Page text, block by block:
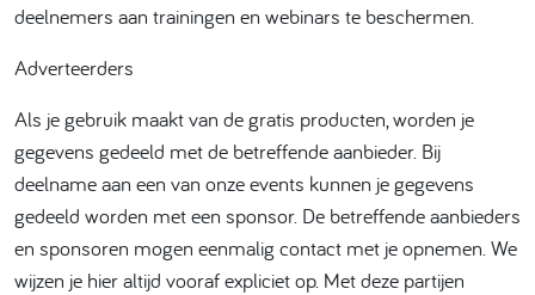
deelnemers aan trainingen en webinars te beschermen.
Adverteerders
Als je gebruik maakt van de gratis producten, worden je
gegevens gedeeld met de betreffende aanbieder. Bij
deelname aan een van onze events kunnen je gegevens
gedeeld worden met een sponsor. De betreffende aanbieders
en sponsoren mogen eenmalig contact met je opnemen. We
wijzen je hier altijd vooraf expliciet op. Met deze partijen